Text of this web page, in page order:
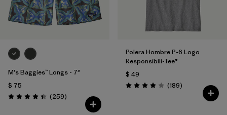
M's Baggies™ Longs - 7"
$ 75
Valoración: 4.4 / 5
(259Comentarios
)
Polera Hombre P-6 Logo
Responsibili-Tee®
$ 49
Valoración: 4.0 / 5
(189Comentarios
)